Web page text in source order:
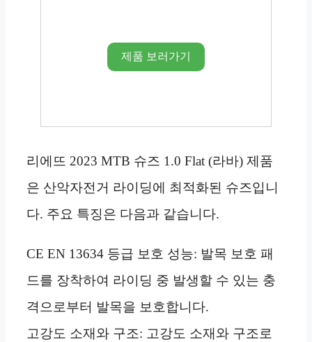
제품 보러가기
리에뜨 2023 MTB 슈즈 1.0 Flat (라바) 제품
은 산악자전거 라이딩에 최적화된 슈즈입니
다. 주요 특징은 다음과 같습니다.
CE EN 13634 등급 보호 성능: 발목 보호 패
드를 장착하여 라이딩 중 발생할 수 있는 충
격으로부터 발목을 보호합니다.
고강도 소재와 구조: 고강도 소재와 구조로